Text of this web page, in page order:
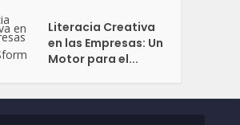
Literacia Creativa
en las Empresas: Un
Motor para el...